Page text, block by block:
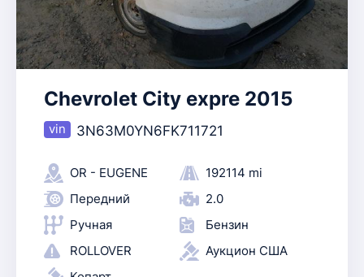
Chevrolet City expre 2015
3N63M0YN6FK711721
OR - EUGENE
192114 mi
Передний
2.0
Ручная
Бензин
ROLLOVER
Аукцион США